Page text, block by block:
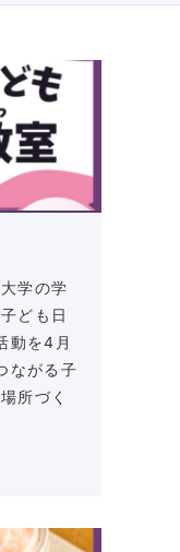
学の学
ども日
動を4月
ながる子
所づく